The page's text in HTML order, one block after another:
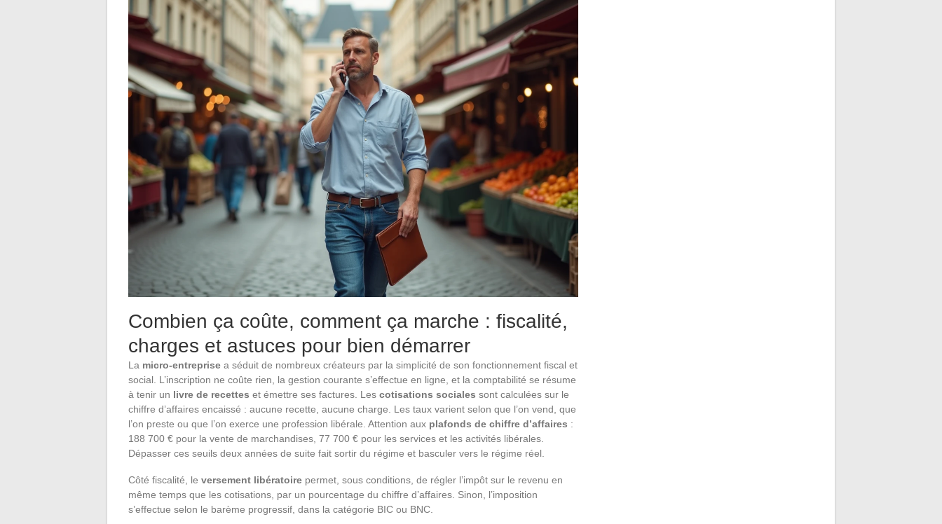
Combien ça coûte, comment ça marche : fiscalité,
charges et astuces pour bien démarrer
La micro-entreprise a séduit de nombreux créateurs par la simplicité de son fonctionnement fiscal et
social. L’inscription ne coûte rien, la gestion courante s’effectue en ligne, et la comptabilité se résume
à tenir un livre de recettes et émettre ses factures. Les cotisations sociales sont calculées sur le
chiffre d’affaires encaissé : aucune recette, aucune charge. Les taux varient selon que l’on vend, que
l’on preste ou que l’on exerce une profession libérale. Attention aux plafonds de chiffre d’affaires :
188 700 € pour la vente de marchandises, 77 700 € pour les services et les activités libérales.
Dépasser ces seuils deux années de suite fait sortir du régime et basculer vers le régime réel.
Côté fiscalité, le versement libératoire permet, sous conditions, de régler l’impôt sur le revenu en
même temps que les cotisations, par un pourcentage du chiffre d’affaires. Sinon, l’imposition
s’effectue selon le barème progressif, dans la catégorie BIC ou BNC.